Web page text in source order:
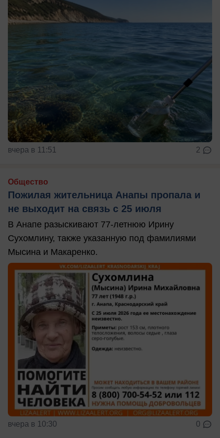
вчера в 11:51 2
Общество
Пожилая жительница Анапы пропала и
не выходит на связь с 25 июля
В Анапе разыскивают 77-летнюю Ирину
Сухомлину, также указанную под фамилиями
Мысина и Макаренко.
вчера в 10:30 0